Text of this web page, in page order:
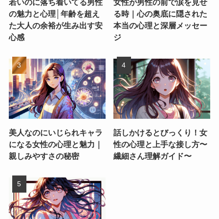
若いのに落ち着いてる男性
の魅力と心理│年齢を超え
た大人の余裕が生み出す安
心感
女性が男性の前で涙を見せ
る時｜心の奥底に隠された
本当の心理と深層メッセー
ジ
美人なのにいじられキャラ
になる女性の心理と魅力｜
親しみやすさの秘密
話しかけるとびっくり！女
性の心理と上手な接し方〜
繊細さん理解ガイド〜